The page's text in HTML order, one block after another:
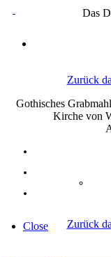
Das
Zurück
Gothisches
Kirche von
Zurück
Close